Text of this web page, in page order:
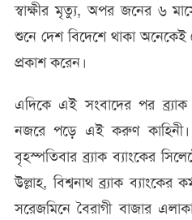
স্বাক্ষীর মৃত্যু, অপর জনের ৬
শুনে দেশ বিদেশে থাকা
প্রকাশ করেন।
এদিকে এই সংবাদের পর ব্র্যাক
নজরে পড়ে এই করুণ
বৃহস্পতিবার ব্র্যাক ব্যাংকের
উল্লাহ, বিশ্বনাথ ব্র্যাক ব্যাংকের
সরেজমিনে বৈরাগী বাজার